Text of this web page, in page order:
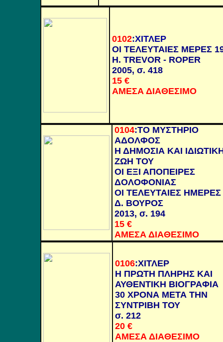
0102:ΧΙΤΛΕΡ
ΟΙ ΤΕΛΕΥΤΑΙΕΣ ΜΕΡΕΣ
H. TREVOR - ROPER
2005, σ. 418
15€
ΑΜΕΣΑ ΔΙΑΘΕΣΙΜΟ
0104:ΤΟ ΜΥΣΤΗΡΙΟ
ΑΔΟΛΦΟΣ
Η ΔΗΜΟΣΙΑ ΚΑΙ
ΖΩΗ ΤΟΥ
ΟΙ ΕΞΙ ΑΠΟΠΕΙΡΕΣ
ΔΟΛΟΦΟΝΙΑΣ
ΟΙ ΤΕΛΕΥΤΑΙΕΣ ΗΜΕΡΕΣ
Δ. ΒΟΥΡΟΣ
2013, σ. 194
15€
ΑΜΕΣΑ ΔΙΑΘΕΣΙΜΟ
0106:ΧΙΤΛΕΡ
Η ΠΡΩΤΗ ΠΛΗΡΗΣ ΚΑΙ
ΑΥΘΕΝΤΙΚΗ ΒΙΟΓΡΑΦΙΑ
30 ΧΡΟΝΑ ΜΕΤΑ ΤΗΝ
ΣΥΝΤΡΙΒΗ ΤΟΥ
σ. 212
20€
ΑΜΕΣΑ ΔΙΑΘΕΣΙΜΟ